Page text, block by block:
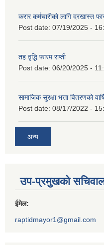
करार कर्मचारीको लागि दरखास्त
Post date: 07/19/2025 -
तह वृद्धि फारम राप्ती
Post date: 06/20/2025 -
सामाजिक सुरक्षा भत्ता वितरणको
Post date: 08/17/2022 -
अन्य
उप-प्रमुखको
ईमेल:
raptidmayor1@gmail.com